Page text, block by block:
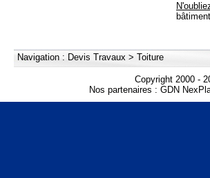
Navigation : Devis Travaux > Toiture
Copyright 2000 -
Nos partenaires : GDN